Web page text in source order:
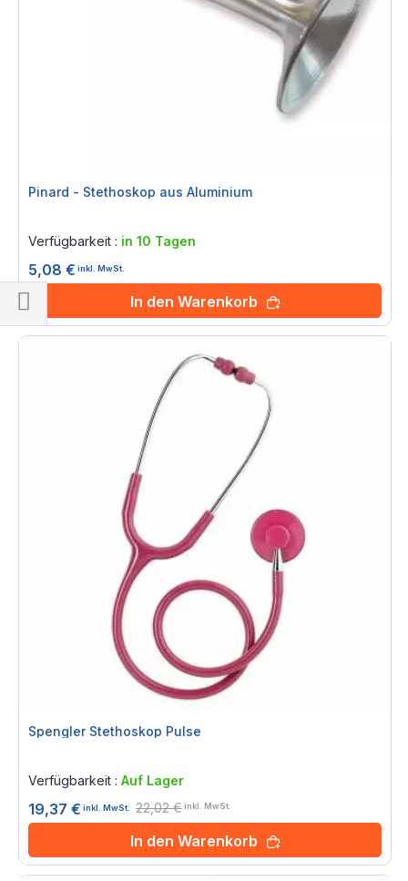
Pinard - Stethoskop aus Aluminium
Verfügbarkeit : in 10 Tagen
5,08 € inkl. MwSt.
In den Warenkorb
Spengler Stethoskop Pulse
Verfügbarkeit : Auf Lager
19,37 € inkl. MwSt. 22,02 €inkl. MwSt.
In den Warenkorb
Einkaufsoptionen